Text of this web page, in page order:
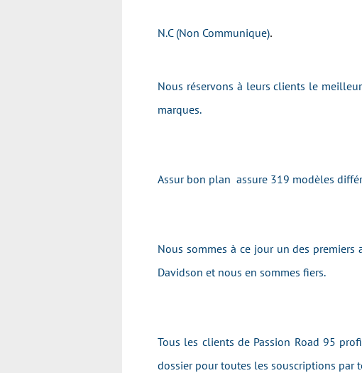
N.C (Non Communique).
Nous réservons à leurs clients le
marques.
Assur bon plan assure 319 modèles
Nous sommes à ce jour un des
Davidson et nous en sommes fiers.
Tous les clients de Passion Road 95
dossier pour toutes les souscriptions par